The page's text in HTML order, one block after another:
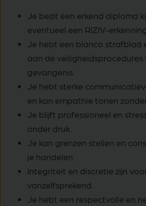
Je bezit een erkend diploma
eventueel een RIZIV-erkenning.
Je hebt een blanco strafblad
aan de veiligheidsprocedures
gevangenis.
Je hebt sterke
en kan empathie tonen
Je blijft professioneel en
onder druk.
Je kan grenzen stellen en
je handelen.
Integriteit en discretie zijn
vanzelfsprekend.
Je hebt een respectvolle en